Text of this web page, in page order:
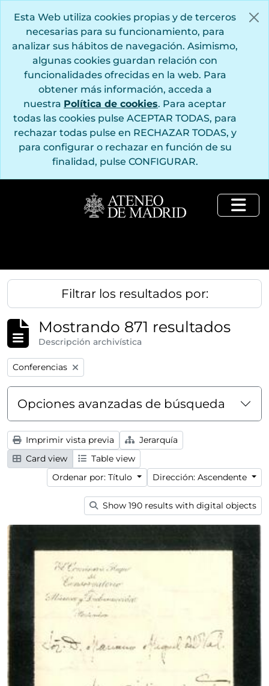
Esta Web utiliza cookies propias y de terceros
necesarias para su funcionamiento, para
analizar sus hábitos de navegación. Asimismo,
algunas cookies guardan relación con
funcionalidades ofrecidas en la web. Para
obtener más información, acceda a
nuestra Política de cookies. Para aceptar
todas las cookies pulse ACEPTAR TODAS, para
rechazar todas pulse en RECHAZAR TODAS, y
para configurar o rechazar en función de su
finalidad, pulse CONFIGURAR.
Filtrar los resultados por:
Mostrando 871 resultados
Descripción archivística
Remove filter:
Conferencias
Opciones avanzadas de búsqueda
Imprimir vista previa
Jerarquía
Card view
Table view
Ordenar por: Título
Dirección: Ascendente
Show 190 results with digital objects